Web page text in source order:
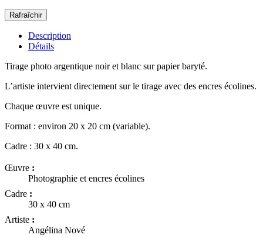
Description
Détails
Tirage photo argentique noir et blanc sur papier baryté.
L’artiste intervient directement sur le tirage avec des encres écolines.
Chaque œuvre est unique.
Format : environ 20 x 20 cm (variable).
Cadre : 30 x 40 cm.
Œuvre :
Photographie et encres écolines
Cadre :
30 x 40 cm
Artiste :
Angélina Nové